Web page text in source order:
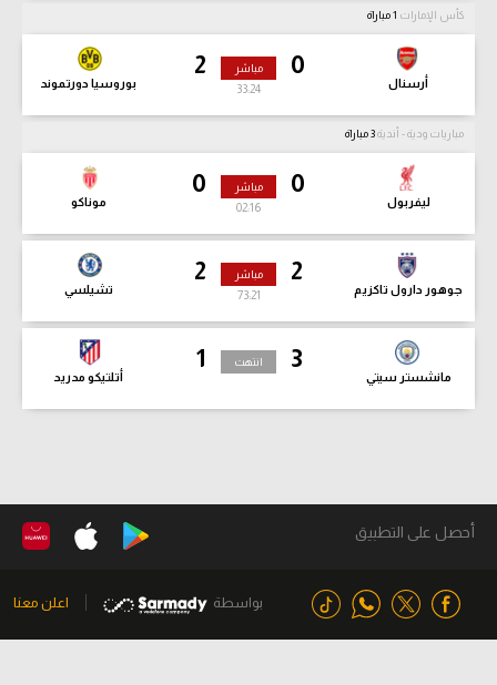
كأس الإمارات
0
أرسنال
2
بوروسيا دورتموند
مباشر
33:25
مباريات ودية - أندية
0
ليفربول
0
موناكو
مباشر
02:17
2
جوهور دارول تاكزيم
2
تشيلسي
مباشر
73:22
3
مانشستر سيتي
1
أتلتيكو مدريد
انتهت
أحصل على التطبيق
بواسطة اعلن معنا